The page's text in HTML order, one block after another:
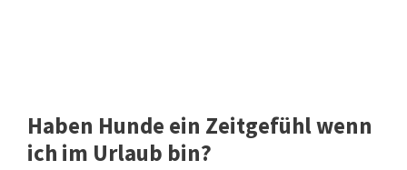
Haben Hunde ein Zeitgefühl wenn
ich im Urlaub bin?